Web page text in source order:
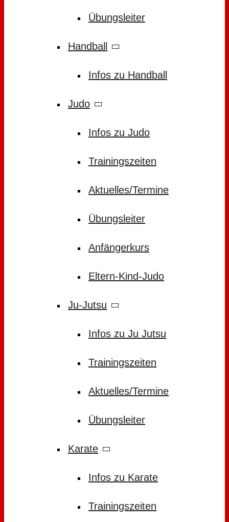
Übungsleiter
Handball
Infos zu Handball
Judo
Infos zu Judo
Trainingszeiten
Aktuelles/Termine
Übungsleiter
Anfängerkurs
Eltern-Kind-Judo
Ju-Jutsu
Infos zu Ju Jutsu
Trainingszeiten
Aktuelles/Termine
Übungsleiter
Karate
Infos zu Karate
Trainingszeiten